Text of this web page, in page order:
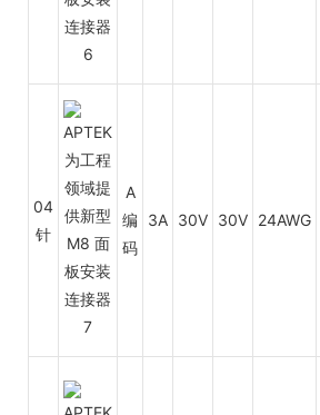
04
针
A
编
码
3A 30V 30V 24AWG